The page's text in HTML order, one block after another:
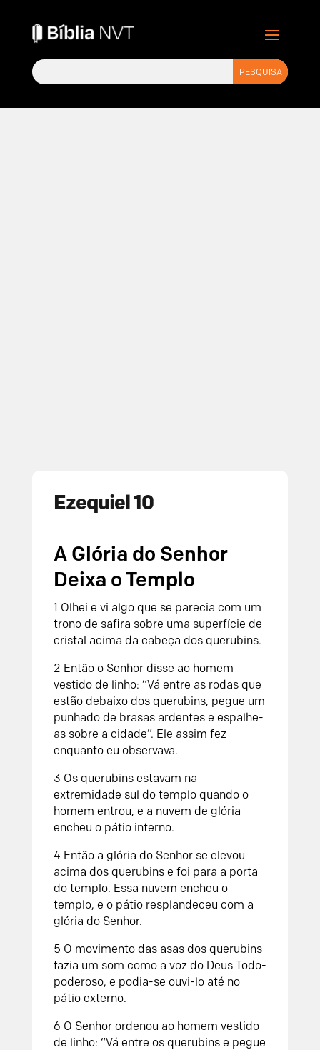
Ezequiel 10
A Glória do Senhor
Deixa o Templo
1 Olhei e vi algo que se parecia com um
trono de safira sobre uma superfície de
cristal acima da cabeça dos querubins.
2 Então o Senhor disse ao homem
vestido de linho: “Vá entre as rodas que
estão debaixo dos querubins, pegue um
punhado de brasas ardentes e espalhe-
as sobre a cidade”. Ele assim fez
enquanto eu observava.
3 Os querubins estavam na
extremidade sul do templo quando o
homem entrou, e a nuvem de glória
encheu o pátio interno.
4 Então a glória do Senhor se elevou
acima dos querubins e foi para a porta
do templo. Essa nuvem encheu o
templo, e o pátio resplandeceu com a
glória do Senhor.
5 O movimento das asas dos querubins
fazia um som como a voz do Deus Todo-
poderoso, e podia-se ouvi-lo até no
pátio externo.
6 O Senhor ordenou ao homem vestido
de linho: “Vá entre os querubins e pegue